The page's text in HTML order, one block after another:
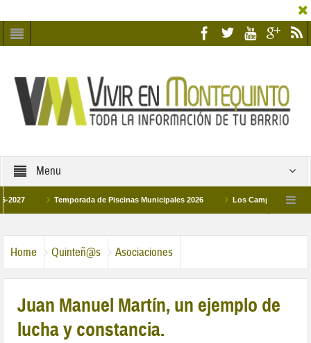
Menu
Temporada de Piscinas Municipales 2026 Los Campus de
Home Quinteñ@s Asociaciones
Juan Manuel Martín, un ejemplo de
lucha y constancia.